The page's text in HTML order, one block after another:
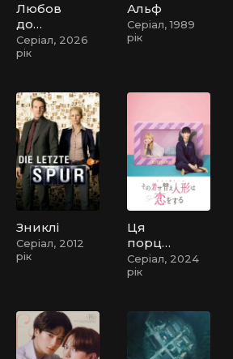
Любов
до
Силом
а /
Серіал, 2026
рік
Альф
Серіал, 1989
рік
Зниклі
Серіал, 2012
рік
Ця
порцел
янова
лялька
Серіал, 2024
рік